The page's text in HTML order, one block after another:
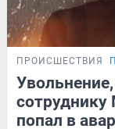
ПРОИСШЕСТВИЯ
попал в